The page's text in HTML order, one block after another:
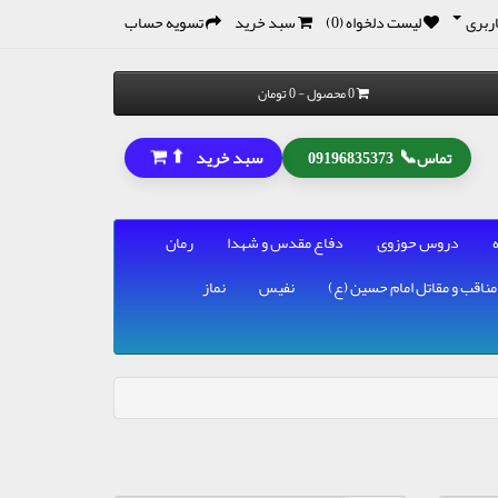
لیست دلخواه (0) سبد خرید تسویه حساب
0 محصول - 0 تومان
تماس📞
09196835373 سبد خرید ⬆
دروس حوزوی دفاع مقدس و شهدا
رمان
مناقب و مقاتل امام حسین (ع) نفیس
نماز